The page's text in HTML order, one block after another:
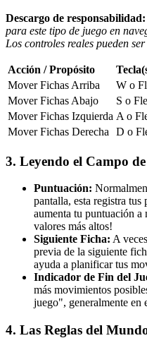
Descargo de responsabilidad:
para este tipo de juego en
Los controles reales pueden
Acción / Propósito
Mover Fichas Arriba
W o
Mover Fichas Abajo
S o
Mover Fichas Izquierda A o
Mover Fichas Derecha
D o
3. Leyendo el Campo
Puntuación:
pantalla, esta registra tus
aumenta tu puntuación a
valores más altos!
Siguiente Ficha: A
previa de la siguiente
ayuda a planificar tus
Indicador de Fin del
más movimientos
juego", generalmente en
4. Las Reglas del